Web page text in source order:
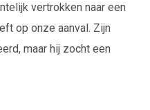
vertrokken naar een
op onze aanval. Zijn
maar hij zocht een